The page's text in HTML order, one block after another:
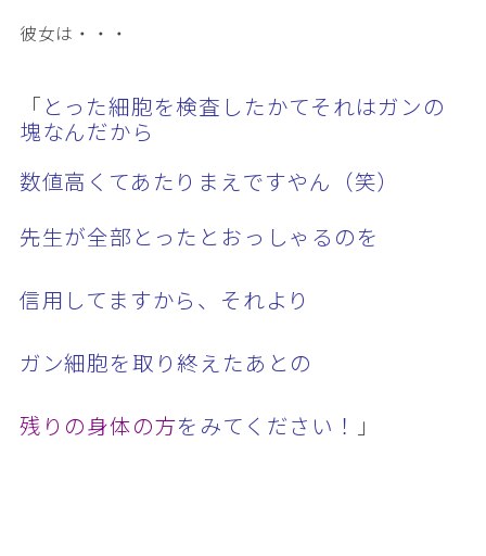
彼女は・・・
「 とった細胞を検査したかてそれはガンの
塊なんだから
数値高くてあたりまえですやん（笑）
先生が全部とったとおっしゃる のを
信用してますから、それより
ガン細胞を取り終えたあとの
残りの身体の方をみてください！ 」